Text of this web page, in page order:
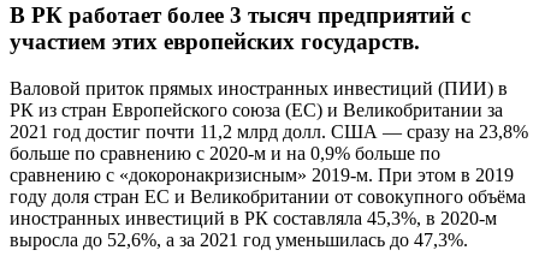
В РК работает более 3 тысяч предприятий с
участием этих европейских государств.
Валовой приток прямых иностранных инвестиций (ПИИ) в
РК из стран Европейского союза (ЕС) и Великобритании за
2021 год достиг почти 11,2 млрд долл. США — сразу на 23,8%
больше по сравнению с 2020-м и на 0,9% больше по
сравнению с «докоронакризисным» 2019-м. При этом в 2019
году доля стран ЕС и Великобритании от совокупного объёма
иностранных инвестиций в РК составляла 45,3%, в 2020-м
выросла до 52,6%, а за 2021 год уменьшилась до 47,3%.